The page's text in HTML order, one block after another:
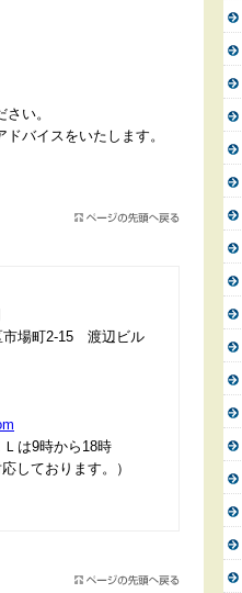
い。
バイスをいたします。
場町2-15 渡辺ビル
は9時から18時
しております。）